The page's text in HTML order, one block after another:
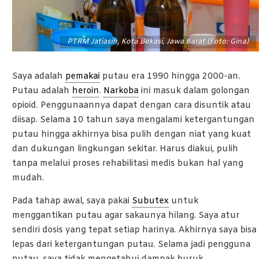
PTRM Jatiasih, Kota Bekasi, Jawa Barat (Foto: Gina)
Saya adalah pemakai putau era 1990 hingga 2000-an.
Putau adalah heroin. Narkoba ini masuk dalam golongan
opioid. Penggunaannya dapat dengan cara disuntik atau
diisap. Selama 10 tahun saya mengalami ketergantungan
putau hingga akhirnya bisa pulih dengan niat yang kuat
dan dukungan lingkungan sekitar. Harus diakui, pulih
tanpa melalui proses rehabilitasi medis bukan hal yang
mudah.
Pada tahap awal, saya pakai Subutex untuk
menggantikan putau agar sakaunya hilang. Saya atur
sendiri dosis yang tepat setiap harinya. Akhirnya saya bisa
lepas dari ketergantungan putau. Selama jadi pengguna